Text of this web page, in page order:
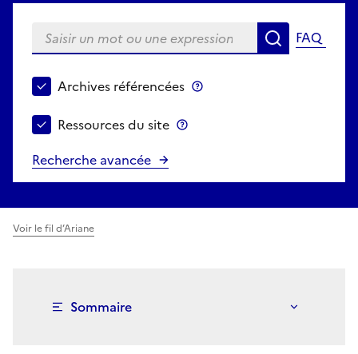
Saisir un mot ou une expression Rechercher
FAQ
Choisir le périmètre de recherche
Archives référencées
Ressources du site
Recherche avancée
Voir le fil d’Ariane
Sommaire